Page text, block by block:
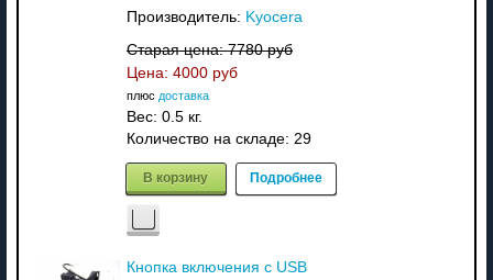
Производитель: Kyocera
Старая цена:7780 руб
Цена: 4000 руб
плюс доставка
Вес: 0.5 кг.
Количество на складе: 29
В корзину Подробнее
Кнопка включения с USB